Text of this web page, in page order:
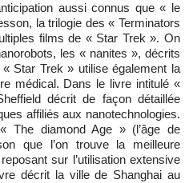
aussi connus que « le
la trilogie des « Terminators
films de « Star Trek ». On
les « nanites », décrits
Star Trek » utilise également la
médical. Dans le livre intitulé «
décrit de façon détaillée
affiliés aux nanotechnologies.
The diamond Age » (l’âge de
que l’on trouve la meilleure
sur l’utilisation extensive
décrit la ville de Shanghai au